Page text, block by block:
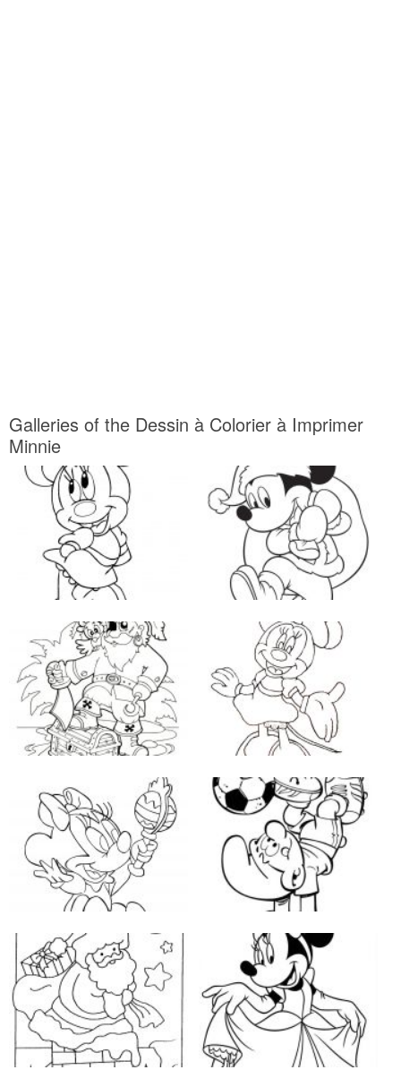
Galleries of the Dessin à Colorier à Imprimer
Minnie